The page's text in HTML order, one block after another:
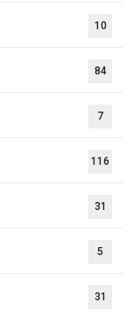
10
84
7
116
31
5
31